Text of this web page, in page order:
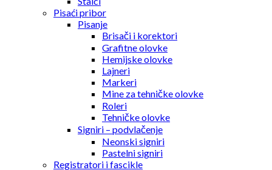
Pisaći pribor
Pisanje
Brisači i korektori
Grafitne olovke
Hemijske olovke
Lajneri
Markeri
Mine za tehničke olovke
Roleri
Tehničke olovke
Signiri – podvlačenje
Neonski signiri
Pastelni signiri
Registratori i fascikle